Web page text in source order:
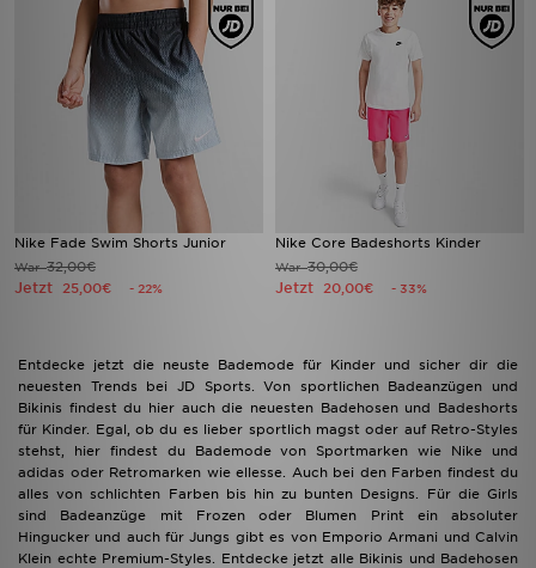
Nike Fade Swim Shorts Junior
War32,00€
Jetzt 25,00€ - 22%
Nike Core Badeshorts Kinder
War30,00€
Jetzt 20,00€ - 33%
Entdecke jetzt die neuste Bademode für Kinder und sicher dir die
neuesten Trends bei JD Sports. Von sportlichen Badeanzügen und
Bikinis findest du hier auch die neuesten Badehosen und Badeshorts
für Kinder. Egal, ob du es lieber sportlich magst oder auf Retro-Styles
stehst, hier findest du Bademode von Sportmarken wie Nike und
adidas oder Retromarken wie ellesse. Auch bei den Farben findest du
alles von schlichten Farben bis hin zu bunten Designs. Für die Girls
sind Badeanzüge mit Frozen oder Blumen Print ein absoluter
Hingucker und auch für Jungs gibt es von Emporio Armani und Calvin
Klein echte Premium-Styles. Entdecke jetzt alle Bikinis und Badehosen